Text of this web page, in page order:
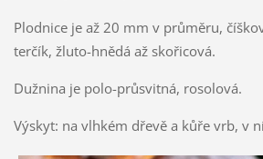
Plodnice je až 20 mm v průměru,
terčík, žluto-hnědá až skořicová.
Dužnina je polo-průsvitná, rosolová.
Výskyt: na vlhkém dřevě a kůře vrb, v